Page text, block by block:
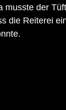
musste der
die Reiterei